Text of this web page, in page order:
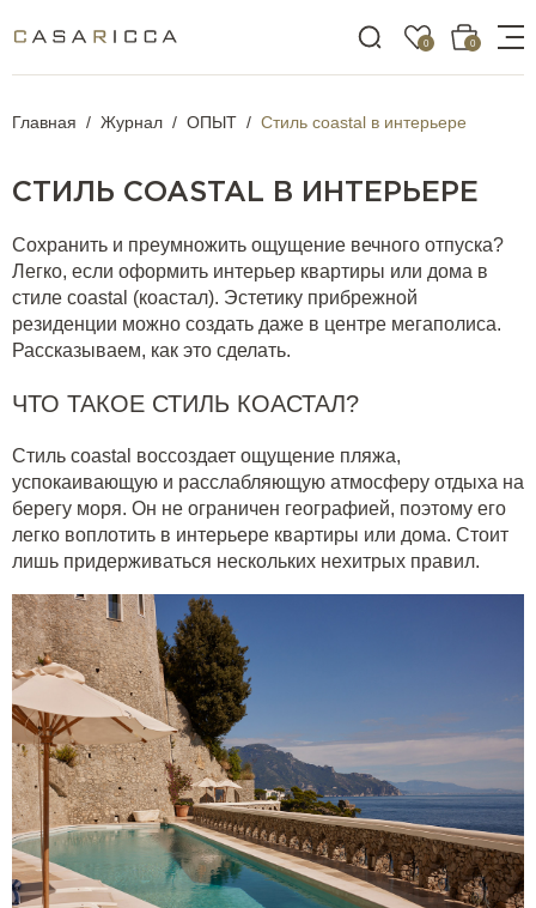
0 0
Главная Журнал ОПЫТ Стиль coastal в интерьере
СТИЛЬ COASTAL В ИНТЕРЬЕРЕ
Сохранить и преумножить ощущение вечного отпуска?
Легко, если оформить интерьер квартиры или дома в
стиле coastal (коастал). Эстетику прибрежной
резиденции можно создать даже в центре мегаполиса.
Рассказываем, как это сделать.
ЧТО ТАКОЕ СТИЛЬ КОАСТАЛ?
Стиль coastal воссоздает ощущение пляжа,
успокаивающую и расслабляющую атмосферу отдыха на
берегу моря. Он не ограничен географией, поэтому его
легко воплотить в интерьере квартиры или дома. Стоит
лишь придерживаться нескольких нехитрых правил.